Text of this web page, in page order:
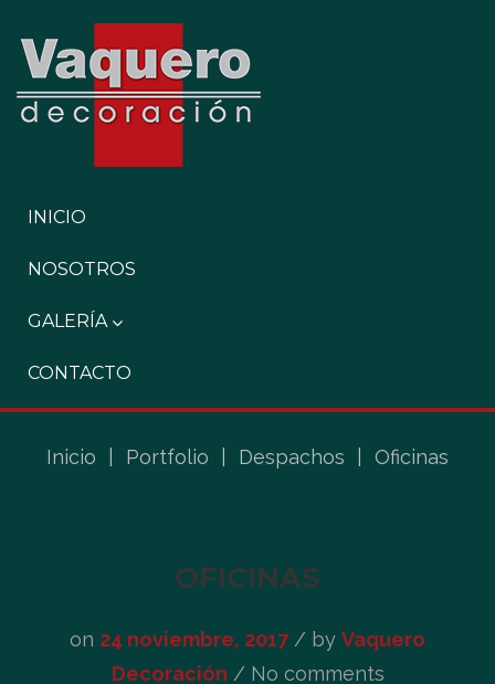
INICIO
NOSOTROS
GALERÍA
CONTACTO
Inicio Portfolio Despachos Oficinas
OFICINAS
on 24 noviembre, 2017/ by Vaquero
Decoración / No comments